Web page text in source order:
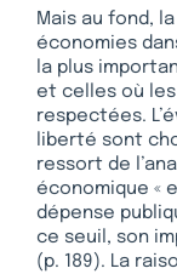
Mais au fond,
économies
la plus
et celles où
respectées.
liberté sont
ressort de
économique «
dépense
ce seuil, son
(p. 189). La